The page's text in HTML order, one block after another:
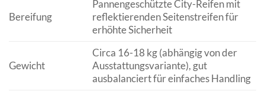
Bereifung
Pannengeschützte City-Reifen mit
reflektierenden Seitenstreifen für
erhöhte Sicherheit
Gewicht
Circa 16-18 kg (abhängig von der
Ausstattungsvariante), gut
ausbalanciert für einfaches Handling